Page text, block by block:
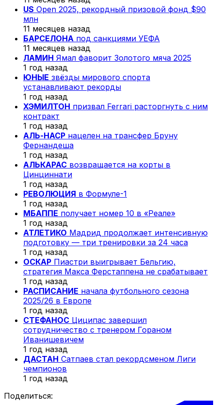
US Open 2025, рекордный призовой фонд $90
млн
11 месяцев назад
БАРСЕЛОНА под санкциями УЕФА
11 месяцев назад
ЛАМИН Ямал фаворит Золотого мяча 2025
1 год назад
ЮНЫЕ звёзды мирового спорта
устанавливают рекорды
1 год назад
ХЭМИЛТОН призвал Ferrari расторгнуть с ним
контракт
1 год назад
АЛЬ-НАСР нацелен на трансфер Бруну
Фернандеша
1 год назад
АЛЬКАРАС возвращается на корты в
Цинциннати
1 год назад
РЕВОЛЮЦИЯ в Формуле-1
1 год назад
МБАППЕ получает номер 10 в «Реале»
1 год назад
АТЛЕТИКО Мадрид продолжает интенсивную
подготовку — три тренировки за 24 часа
1 год назад
ОСКАР Пиастри выигрывает Бельгию,
стратегия Макса Ферстаппена не срабатывает
1 год назад
РАСПИСАНИЕ начала футбольного сезона
2025/26 в Европе
1 год назад
СТЕФАНОС Циципас завершил
сотрудничество с тренером Гораном
Иванишевичем
1 год назад
ДАСТАН Сатпаев стал рекордсменом Лиги
чемпионов
1 год назад
Поделиться: